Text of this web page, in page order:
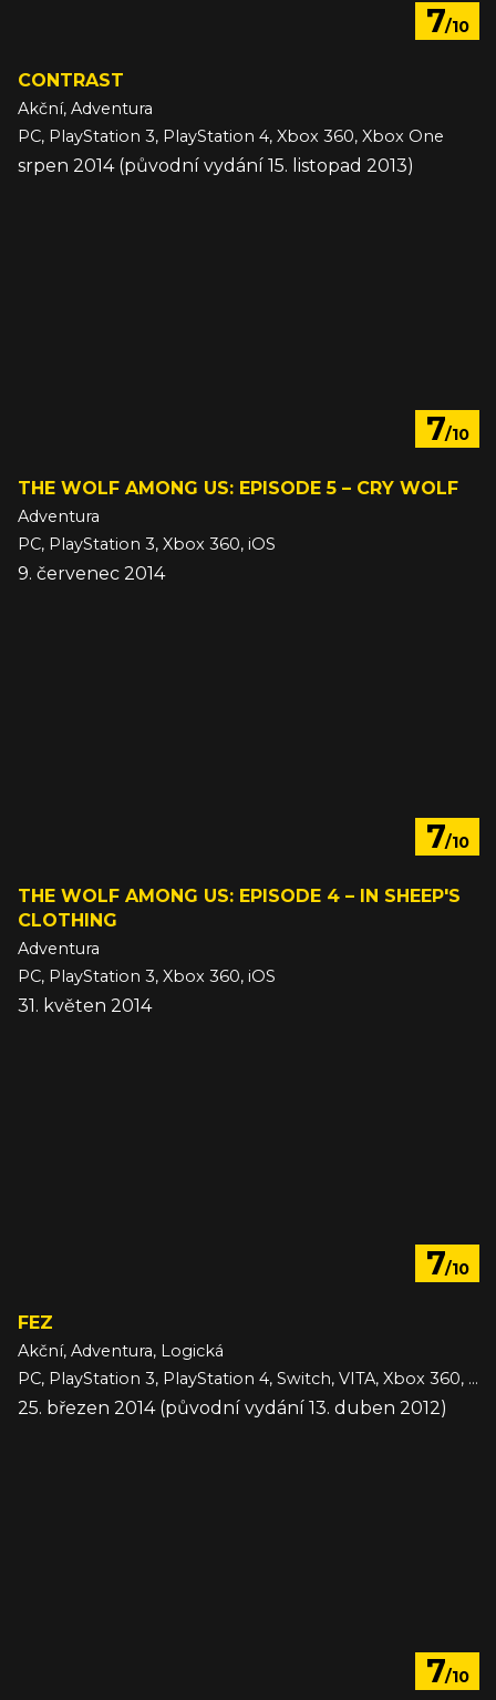
7/10
CONTRAST
Akční, Adventura
PC, PlayStation 3, PlayStation 4, Xbox 360, Xbox One
srpen 2014 (původní vydání 15. listopad 2013)
7/10
THE WOLF AMONG US: EPISODE 5 – CRY WOLF
Adventura
PC, PlayStation 3, Xbox 360, iOS
9. červenec 2014
7/10
THE WOLF AMONG US: EPISODE 4 – IN SHEEP'S
CLOTHING
Adventura
PC, PlayStation 3, Xbox 360, iOS
31. květen 2014
7/10
FEZ
Akční, Adventura, Logická
PC, PlayStation 3, PlayStation 4, Switch, VITA, Xbox 360, iOS
25. březen 2014 (původní vydání 13. duben 2012)
7/10